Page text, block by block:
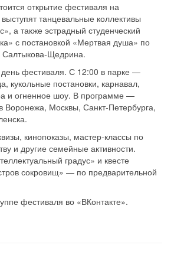
открытие фестиваля на
танцевальные коллективы
а также эстрадный студенческий
с постановкой «Мертвая душа» по
фестиваля. С 12:00 в парке —
кукольные постановки, карнавал,
и огненное шоу. В программе —
Воронежа, Москвы, Санкт‑Петербурга,
кинопоказы, мастер‑классы по
и другие семейные активности.
градус» и квесте
сокровищ» — по предварительной
фестиваля во «ВКонтакте».